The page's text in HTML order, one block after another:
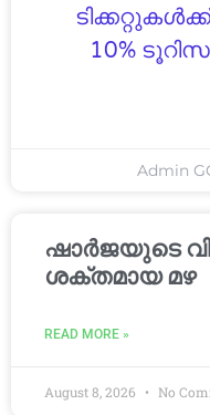
10%
Admin
ഷാർജയുടെ
ശക്തമായ മഴ
READ MORE »
August 8, 2026 No